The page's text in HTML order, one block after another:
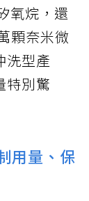
氧烷，還
顆奈米微
洗型產
特別驚
用量、保